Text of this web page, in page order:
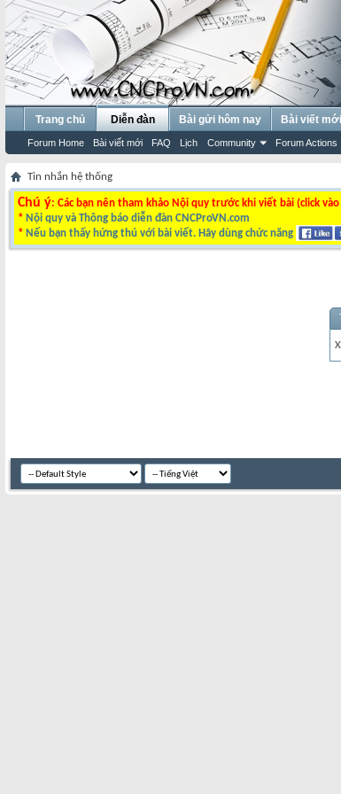
Trang chủ Diễn đàn
Forum Home Bài viết mới FAQ Lịch Community Forum Actions
Bài gửi hôm nay Bài viết mới
Tin nhắn hệ thống
Chú ý: Các bạn nên tham khảo Nội quy trước khi viết bài (click
* Nội quy và Thông báo diễn đàn CNCProVN.com
* Nếu bạn thấy hứng thú với bài viết. Hãy dùng chức năng